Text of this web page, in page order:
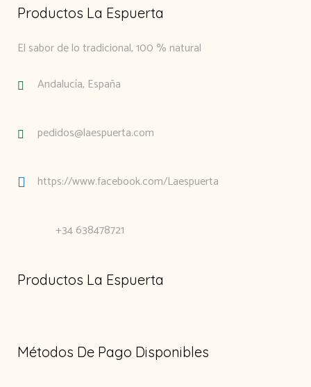
Productos La Espuerta
El sabor de lo tradicional, 100 % natural
Andalucía, España
pedidos@laespuerta.com
https://www.facebook.com/Laespuerta
+34 638478721
Productos La Espuerta
Métodos De Pago Disponibles